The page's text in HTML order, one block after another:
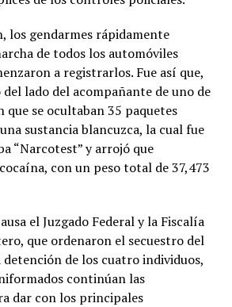
los gendarmes rápidamente
de todos los automóviles
a registrarlos. Fue así que,
lado del acompañante de uno de
que se ocultaban 35 paquetes
sustancia blancuzca, la cual fue
“Narcotest” y arrojó que
con un peso total de 37,473
el Juzgado Federal y la Fiscalía
que ordenaron el secuestro del
de los cuatro individuos,
continúan las
dar con los principales